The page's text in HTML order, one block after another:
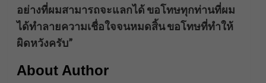
อย่างที่ผมสามารถจะแลกได้ ขอโทษทุกท่านที่ผม
ได้ทำลายความเชื่อใจจนหมดสิ้น ขอโทษที่ทำให้
ผิดหวังครับ”
About Author